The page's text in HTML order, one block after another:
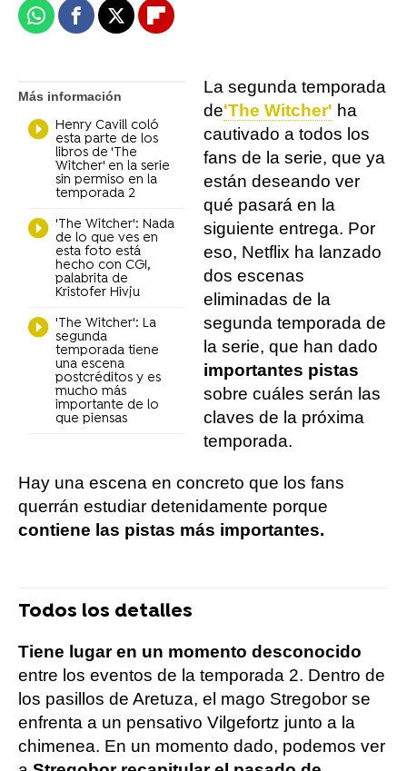
WhatsappFacebook
X Flipboard
Más información
Henry Cavill coló
esta parte de los
libros de 'The
Witcher' en la serie
sin permiso en la
temporada 2
'The Witcher': Nada
de lo que ves en
esta foto está
hecho con CGI,
palabrita de
Kristofer Hivju
'The Witcher': La
segunda
temporada tiene
una escena
postcréditos y es
mucho más
importante de lo
que piensas
La segunda temporada
de'The Witcher' ha
cautivado a todos los
fans de la serie, que ya
están deseando ver
qué pasará en la
siguiente entrega. Por
eso, Netflix ha lanzado
dos escenas
eliminadas de la
segunda temporada de
la serie, que han dado
importantes pistas
sobre cuáles serán las
claves de la próxima
temporada.
Hay una escena en concreto que los fans
querrán estudiar detenidamente porque
contiene las pistas más importantes.
Todos los detalles
Tiene lugar en un momento desconocido
entre los eventos de la temporada 2. Dentro de
los pasillos de Aretuza, el mago Stregobor se
enfrenta a un pensativo Vilgefortz junto a la
chimenea. En un momento dado, podemos ver